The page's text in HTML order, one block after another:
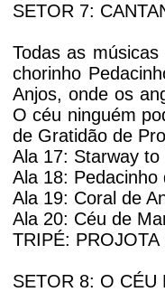
SETOR 7:
Todas as
chorinho
Anjos, onde os
O céu ninguém
de Gratidão de
Ala 17: Starway to
Ala 18: Pedacinho
Ala 19: Coral de
Ala 20: Céu de
TRIPÉ:
SETOR 8: O